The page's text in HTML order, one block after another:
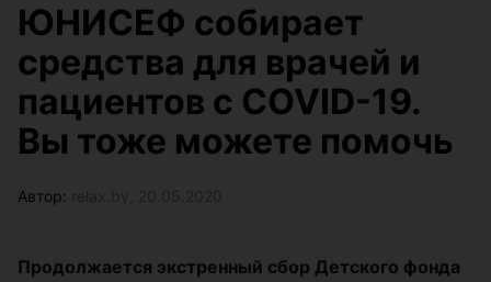
ЮНИСЕФ собирает
средства для врачей и
пациентов с COVID-19.
Вы тоже можете помочь
Автор:
Продолжается экстренный сбор Детского фонда